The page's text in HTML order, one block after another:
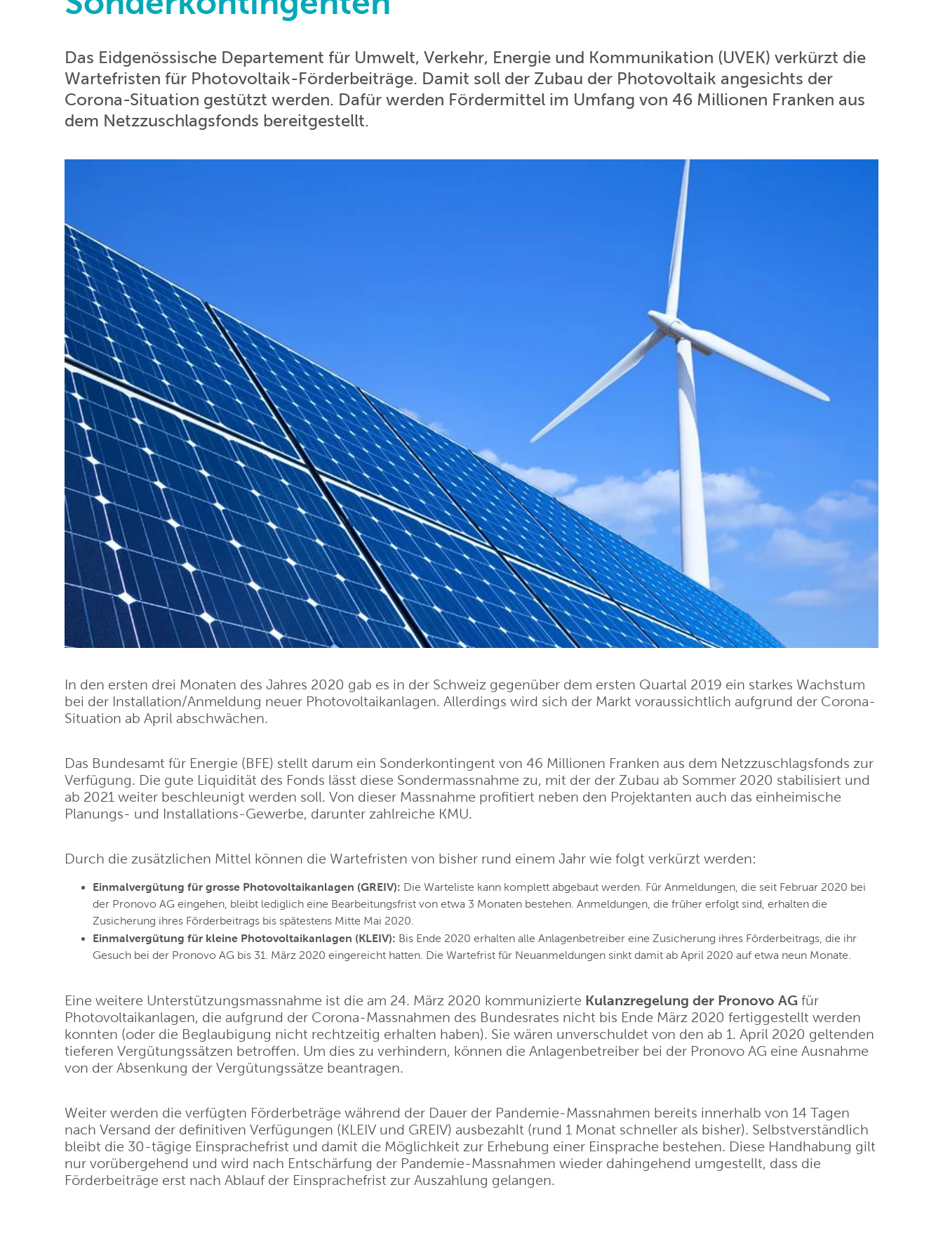
Das Eidgenössische Departement für Umwelt, Verkehr, Energie und Kommunikation (UVEK) verkürzt die
Wartefristen für Photovoltaik-Förderbeiträge. Damit soll der Zubau der Photovoltaik angesichts der
Corona-Situation gestützt werden. Dafür werden Fördermittel im Umfang von 46 Millionen Franken aus
dem Netzzuschlagsfonds bereitgestellt.
In den ersten drei Monaten des Jahres 2020 gab es in der Schweiz gegenüber dem ersten Quartal 2019 ein starkes Wachstum
bei der Installation/Anmeldung neuer Photovoltaikanlagen. Allerdings wird sich der Markt voraussichtlich aufgrund der Corona-
Situation ab April abschwächen.
Das Bundesamt für Energie (BFE) stellt darum ein Sonderkontingent von 46 Millionen Franken aus dem Netzzuschlagsfonds zur
Verfügung. Die gute Liquidität des Fonds lässt diese Sondermassnahme zu, mit der der Zubau ab Sommer 2020 stabilisiert und
ab 2021 weiter beschleunigt werden soll. Von dieser Massnahme profitiert neben den Projektanten auch das einheimische
Planungs- und Installations-Gewerbe, darunter zahlreiche KMU.
Durch die zusätzlichen Mittel können die Wartefristen von bisher rund einem Jahr wie folgt verkürzt werden:
Einmalvergütung für grosse Photovoltaikanlagen (GREIV): Die Warteliste kann komplett abgebaut werden. Für Anmeldungen, die seit Februar 2020 bei
der Pronovo AG eingehen, bleibt lediglich eine Bearbeitungsfrist von etwa 3 Monaten bestehen. Anmeldungen, die früher erfolgt sind, erhalten die
Zusicherung ihres Förderbeitrags bis spätestens Mitte Mai 2020.
Einmalvergütung für kleine Photovoltaikanlagen (KLEIV): Bis Ende 2020 erhalten alle Anlagenbetreiber eine Zusicherung ihres Förderbeitrags, die ihr
Gesuch bei der Pronovo AG bis 31. März 2020 eingereicht hatten. Die Wartefrist für Neuanmeldungen sinkt damit ab April 2020 auf etwa neun Monate.
Eine weitere Unterstützungsmassnahme ist die am 24. März 2020 kommunizierte Kulanzregelung der Pronovo AG für
Photovoltaikanlagen, die aufgrund der Corona-Massnahmen des Bundesrates nicht bis Ende März 2020 fertiggestellt werden
konnten (oder die Beglaubigung nicht rechtzeitig erhalten haben). Sie wären unverschuldet von den ab 1. April 2020 geltenden
tieferen Vergütungssätzen betroffen. Um dies zu verhindern, können die Anlagenbetreiber bei der Pronovo AG eine Ausnahme
von der Absenkung der Vergütungssätze beantragen.
Weiter werden die verfügten Förderbeträge während der Dauer der Pandemie-Massnahmen bereits innerhalb von 14 Tagen
nach Versand der definitiven Verfügungen (KLEIV und GREIV) ausbezahlt (rund 1 Monat schneller als bisher). Selbstverständlich
bleibt die 30-tägige Einsprachefrist und damit die Möglichkeit zur Erhebung einer Einsprache bestehen. Diese Handhabung gilt
nur vorübergehend und wird nach Entschärfung der Pandemie-Massnahmen wieder dahingehend umgestellt, dass die
Förderbeiträge erst nach Ablauf der Einsprachefrist zur Auszahlung gelangen.